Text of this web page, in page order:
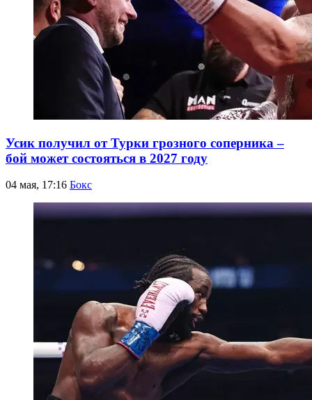
Усик получил от Турки грозного соперника –
бой может состояться в 2027 году
04 мая, 17:16 Бокс